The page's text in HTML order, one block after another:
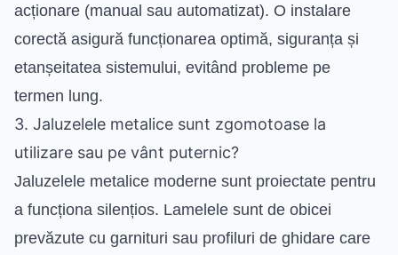
acționare (manual sau automatizat). O instalare
corectă asigură funcționarea optimă, siguranța și
etanșeitatea sistemului, evitând probleme pe
termen lung.
3. Jaluzelele metalice sunt zgomotoase la
utilizare sau pe vânt puternic?
Jaluzelele metalice moderne sunt proiectate pentru
a funcționa silențios. Lamelele sunt de obicei
prevăzute cu garnituri sau profiluri de ghidare care